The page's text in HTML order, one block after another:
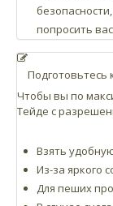
попросить
Подготовьтесь
Чтобы вы по
Тейде с
Взять
Из-за яркого
Для пеших